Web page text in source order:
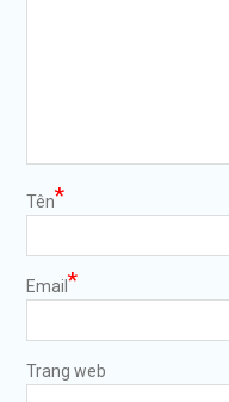
Tên*
Email *
Trang web